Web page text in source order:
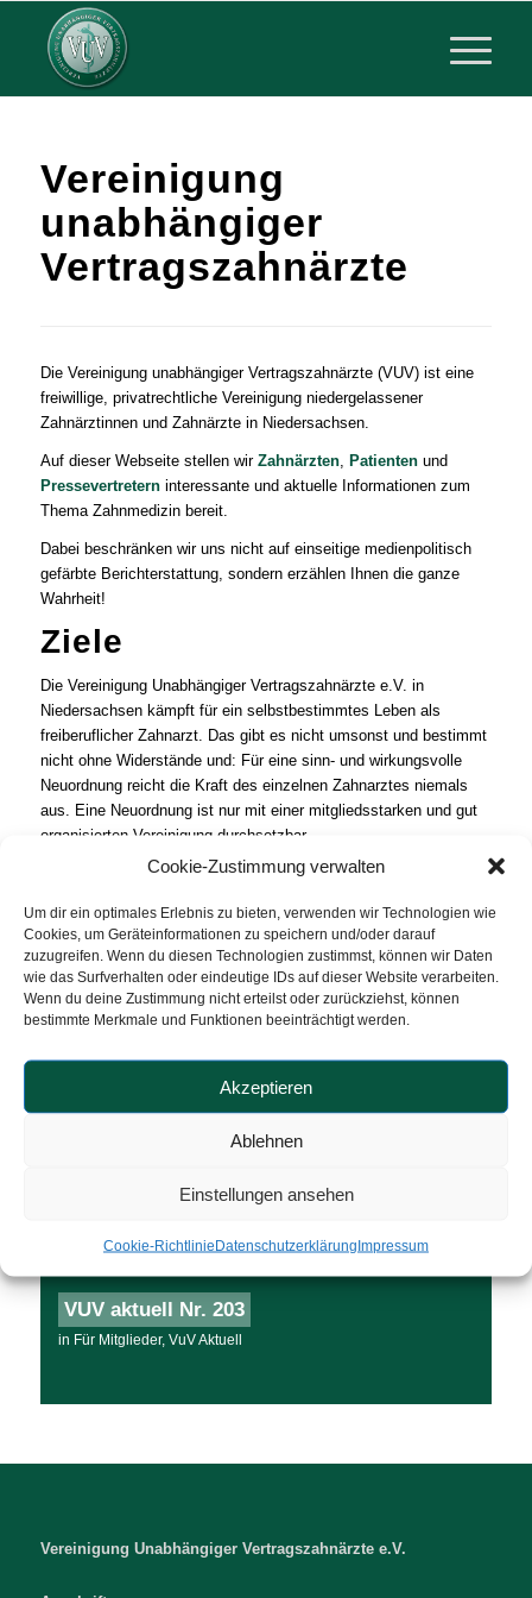
Cookie-Zustimmung verwalten
Um dir ein optimales Erlebnis zu bieten, verwenden wir Technologien wie
Cookies, um Geräteinformationen zu speichern und/oder darauf
zuzugreifen. Wenn du diesen Technologien zustimmst, können wir Daten
wie das Surfverhalten oder eindeutige IDs auf dieser Website verarbeiten.
Wenn du deine Zustimmung nicht erteilst oder zurückziehst, können
bestimmte Merkmale und Funktionen beeinträchtigt werden.
Akzeptieren
Ablehnen
Einstellungen ansehen
Cookie-RichtlinieDatenschutzerklärungImpressum
Vereinigung
unabhängiger
Vertragszahnärzte
Die Vereinigung unabhängiger Vertragszahnärzte (VUV) ist eine
freiwillige, privatrechtliche Vereinigung niedergelassener
Zahnärztinnen und Zahnärzte in Niedersachsen.
Auf dieser Webseite stellen wir Zahnärzten, Patienten und
Pressevertretern interessante und aktuelle Informationen zum
Thema Zahnmedizin bereit.
Dabei beschränken wir uns nicht auf einseitige medienpolitisch
gefärbte Berichterstattung, sondern erzählen Ihnen die ganze
Wahrheit!
Ziele
Die Vereinigung Unabhängiger Vertragszahnärzte e.V. in
Niedersachsen kämpft für ein selbstbestimmtes Leben als
freiberuflicher Zahnarzt. Das gibt es nicht umsonst und bestimmt
nicht ohne Widerstände und: Für eine sinn- und wirkungsvolle
Neuordnung reicht die Kraft des einzelnen Zahnarztes niemals
aus. Eine Neuordnung ist nur mit einer mitgliedsstarken und gut
organisierten Vereinigung durchsetzbar.
Die VUV vertritt Sie und Ihre Interessen als Freiberufler ohne
weiterlesen>>
Aktuelle Mitteilungen
VUV aktuell Nr. 204
VUV aktuell Nr. 203
in Für Mitglieder, VuV Aktuell
Vereinigung Unabhängiger Vertragszahnärzte e.V.